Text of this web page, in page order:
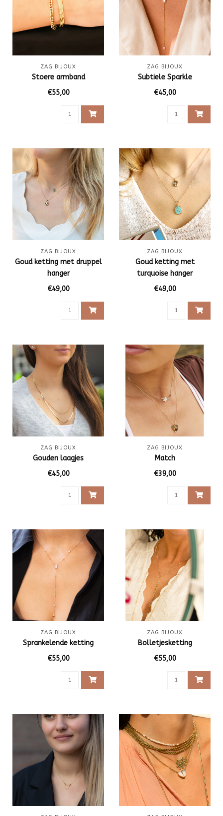
ZAG BIJOUX
Stoere armband
€55,00
ZAG BIJOUX
Subtiele Sparkle
€45,00
ZAG BIJOUX
Goud ketting met druppel
hanger
€49,00
ZAG BIJOUX
Goud ketting met
turquoise hanger
€49,00
ZAG BIJOUX
Gouden laagjes
€45,00
ZAG BIJOUX
Match
€39,00
ZAG BIJOUX
Sprankelende ketting
€55,00
ZAG BIJOUX
Bolletjesketting
€55,00